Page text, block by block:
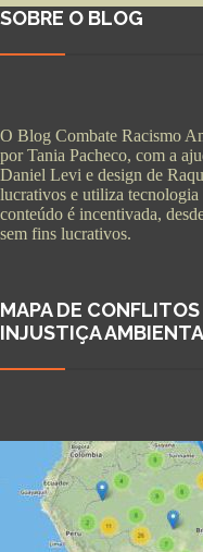
SOBRE O BLOG
O Blog Combate Racismo
por Tania Pacheco, com a
Daniel Levi e design de
lucrativos e utiliza tecnologia
conteúdo é incentivada,
sem fins lucrativos.
MAPA DE
INJUSTIÇA